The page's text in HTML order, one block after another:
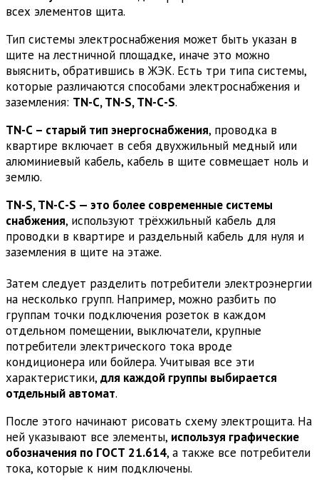
всех элементов щита.
Тип системы электроснабжения может быть указан в
щите на лестничной площадке, иначе это можно
выяснить, обратившись в ЖЭК. Есть три типа системы,
которые различаются способами электроснабжения и
заземления: ТN-С, ТN-S, ТN-С-S.
ТN-С – старый тип энергоснабжения, проводка в
квартире включает в себя двухжильный медный или
алюминиевый кабель, кабель в щите совмещает ноль и
землю.
ТN-S, ТN-С-S — это более современные системы
снабжения, используют трёхжильный кабель для
проводки в квартире и раздельный кабель для нуля и
заземления в щите на этаже.
Затем следует разделить потребители электроэнергии
на несколько групп. Например, можно разбить по
группам точки подключения розеток в каждом
отдельном помещении, выключатели, крупные
потребители электрического тока вроде
кондиционера или бойлера. Учитывая все эти
характеристики, для каждой группы выбирается
отдельный автомат.
После этого начинают рисовать схему электрощита. На
ней указывают все элементы, используя графические
обозначения по ГОСТ 21.614, а также все потребители
тока, которые к ним подключены.